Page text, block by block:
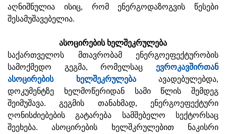
აღნიშნულია ისიც, რომ ენერგოდაზოგვის წესები
შესამუშავებელია.
ასოცირების ხელშეკრულება
საქართველოს მთავრობამ ენერგოეფექტურობის
სამოქმედო გეგმა, რომელსაც ევროკავშირთან
ასოცირების ხელშეკრულებაავადებულებდა,
დოკუმენტზე ხელმოწერიდან სამი წლის შემდეგ
შეიმუშავა. გეგმის თანახმად, ენერგოეფექტური
ღონისძიებების გატარება სამშებელო სექტორსაც
შეეხება. ასოცირების ხელშკრულებით ნაკისრი